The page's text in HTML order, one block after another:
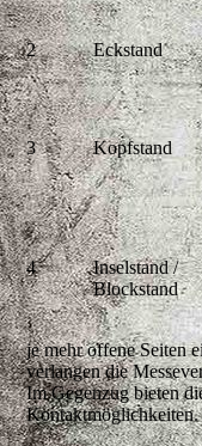
2
Eckstand
3
Kopfstand
4
Inselstand /
Blockstand
je mehr offene Seiten
verlangen die
Im Gegenzug bieten
Kontaktmöglichkeiten.